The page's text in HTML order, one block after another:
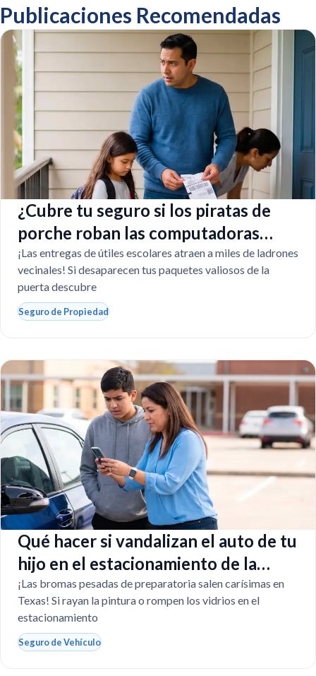
Publicaciones Recomendadas
¿Cubre tu seguro si los piratas de
porche roban las computadoras
escolares?
¡Las entregas de útiles escolares atraen a miles de ladrones
vecinales! Si desaparecen tus paquetes valiosos de la
puerta descubre
Seguro de Propiedad
Qué hacer si vandalizan el auto de tu
hijo en el estacionamiento de la
escuela
¡Las bromas pesadas de preparatoria salen carísimas en
Texas! Si rayan la pintura o rompen los vidrios en el
estacionamiento
Seguro de Vehículo